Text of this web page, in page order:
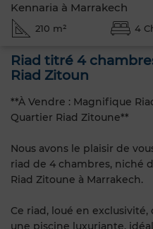
Kennaria à Marrakech
210 m² 4
Riad titré 4
Riad Zitoun
**À Vendre : Magnifique
Quartier Riad Zitoune**
Nous avons le plaisir de
riad de 4 chambres, niché
Riad Zitoune à Marrakech.
Ce riad, loué en
une piscine luxuriante,